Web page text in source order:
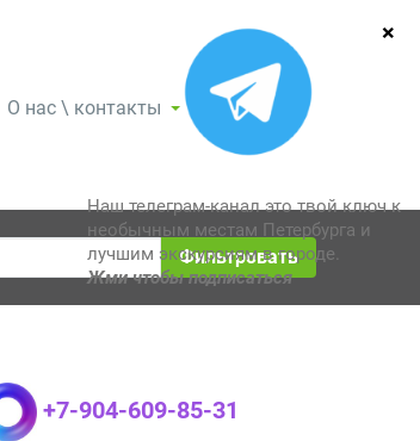
О нас \ контакты
Фильтровать
+7-904-609-85-31
Наш телеграм-канал это твой ключ к
необычным местам Петербурга и
лучшим экскурсиям в городе.
Жми чтобы подписаться